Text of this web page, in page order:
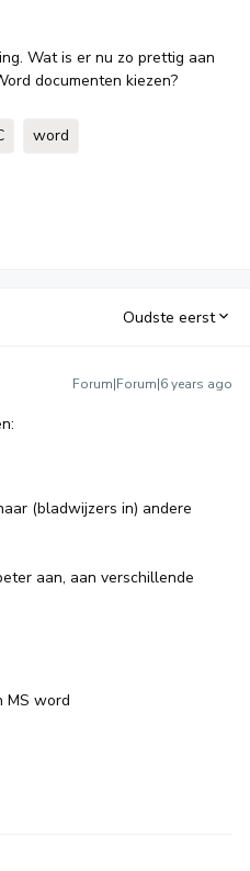
Wat is er nu zo prettig aan
documenten kiezen?
word
Oudste eerst
Forum|Forum|6 years ago
(bladwijzers in) andere
aan, aan verschillende
MS word